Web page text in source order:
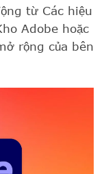
từ Các hiệu
Adobe hoặc
rộng của bên